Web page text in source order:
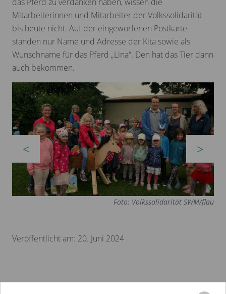
Mitarbeiterinnen und Mitarbeiter der Volkssolidarität
bis heute nicht. Auf der eingeworfenen Postkarte
standen nur Name und Adresse der Kita sowie als
Wunschname für das Pferd „Lina“. Den hat das Tier dann
auch bekommen.
Foto: Volkssolidarität SWM/flau
zurück
Veröffentlicht am: 20. Juni 2024